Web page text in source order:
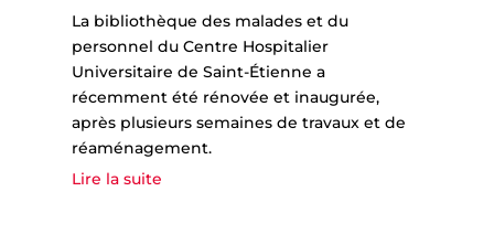
La bibliothèque des malades et du
personnel du Centre Hospitalier
Universitaire de Saint-Étienne a
récemment été rénovée et inaugurée,
après plusieurs semaines de travaux et de
réaménagement.
Lire la suite